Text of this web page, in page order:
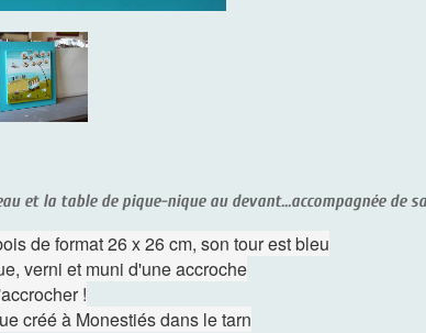
la table de pique-nique au devant...accompagnée de sa
de format 26 x 26 cm, son tour est bleu
et muni d'une accroche
!
à Monestiés dans le tarn